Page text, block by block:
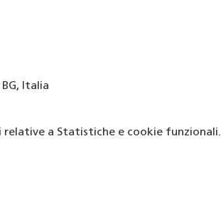
Italia
a Statistiche e cookie funzionali.